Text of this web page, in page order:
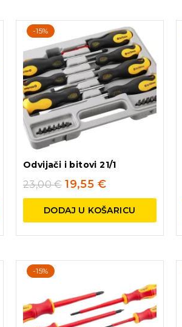
-15%
Odvijači i bitovi 21/1
23,00€ 19,55 €
DODAJ U KOŠARICU
-15%